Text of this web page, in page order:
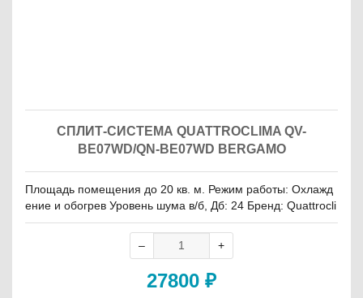
СПЛИТ-СИСТЕМА QUATTROCLIMA QV-
BE07WD/QN-BE07WD BERGAMO
Площадь помещения до 20 кв. м. Режим работы: Охлажд
ение и обогрев Уровень шума в/б, Дб: 24 Бренд: Quattrocli
ma
27800 ₽